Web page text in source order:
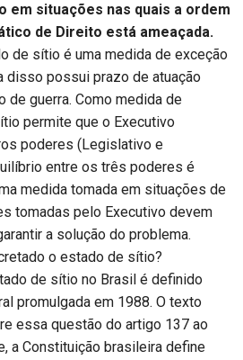
em situações nas quais a ordem
de Direito está ameaçada.
de sítio é uma medida de exceção
disso possui prazo de atuação
de guerra. Como medida de
permite que o Executivo
poderes (Legislativo e
entre os três poderes é
medida tomada em situações de
tomadas pelo Executivo devem
a solução do problema.
o estado de sítio?
de sítio no Brasil é definido
promulgada em 1988. O texto
essa questão do artigo 137 ao
a Constituição brasileira define